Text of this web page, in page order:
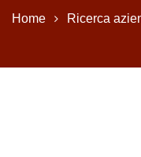
Home Ricerca